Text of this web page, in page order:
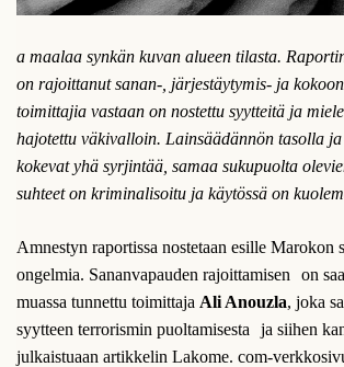
a maalaa synkän kuvan alueen tilasta.
on rajoittanut sanan-, järjestäytymis- ja
toimittajia vastaan on nostettu syytteitä ja
hajotettu väkivalloin. Lainsäädännön tasolla ja
kokevat yhä syrjintää, samaa sukupuolta
suhteet on kriminalisoitu ja käytössä on
Amnestyn raportissa nostetaan esille Marokon
ongelmia. Sananvapauden rajoittamisen on
muassa tunnettu toimittaja Ali Anouzla, joka
syytteen terrorismin puoltamisesta ja siihen
julkaistuaan artikkelin Lakome. com-